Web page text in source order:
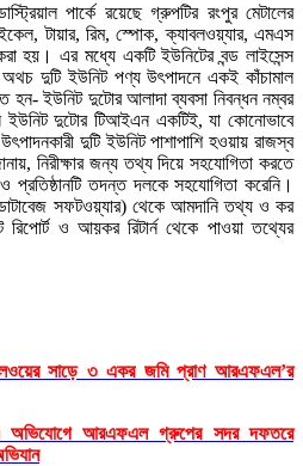
পার্কে রয়েছে গ্রুপটির রংপুর মেটালের
টায়ার, রিম, স্পোক, ক্যাবলওয়্যার, এমএস
হয়। এর মধ্যে একটি ইউনিটের বন্ড লাইসেন্স
দুটি ইউনিট পণ্য উৎপাদনে একই কাঁচামাল
হন- ইউনিট দুটোর আলাদা ব্যবসা নিবন্ধন নম্বর
দুটোর টিআইএন একটিই, যা কোনোভাবে
দুটি ইউনিট পাশাপাশি হওয়ায় রাজস্ব
নিরীক্ষার জন্য তথ্য দিয়ে সহযোগিতা করতে
প্রতিষ্ঠানটি তদন্ত দলকে সহযোগিতা করেনি।
ডাটাবেজ সফটওয়্যার) থেকে আমদানি তথ্য ও কর
রিপোর্ট ও আয়কর রিটার্ন থেকে পাওয়া তথ্যের
সাড়ে ৩ একর জমি প্রাণ আরএফএল’র
অভিযোগে আরএফএল গ্রুপের সদর দফতরে